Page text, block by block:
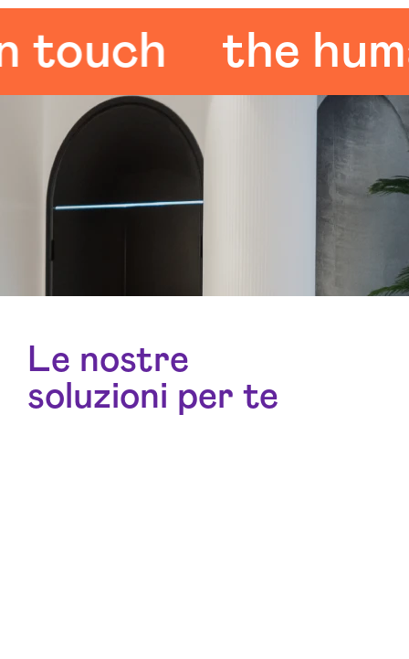
the human
Le nostre
soluzioni per te